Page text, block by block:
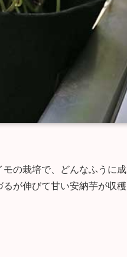
の栽培で、どんなふうに成
が伸びて甘い安納芋が収穫